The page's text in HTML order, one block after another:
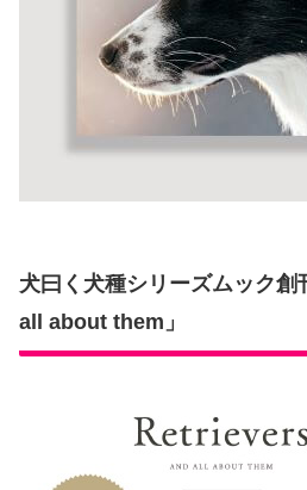
犬曰く犬種シリーズムック
all about them」